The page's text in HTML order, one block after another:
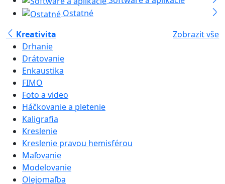
Ostatné
Kreativita
Zobrazit vše
Drhanie
Drátovanie
Enkaustika
FIMO
Foto a video
Háčkovanie a pletenie
Kaligrafia
Kreslenie
Kreslenie pravou hemisférou
Maľovanie
Modelovanie
Olejomaľba